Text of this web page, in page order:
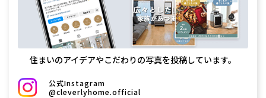
住まいのアイデアやこだわりの写真を投稿しています。
公式Instagram
@cleverlyhome.official